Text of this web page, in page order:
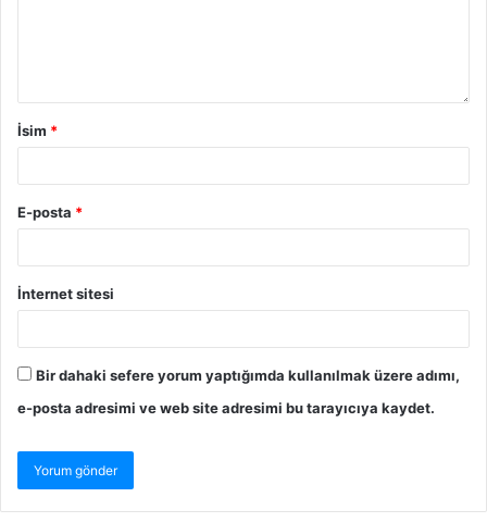
İsim *
E-posta *
İnternet sitesi
Bir dahaki sefere yorum yaptığımda kullanılmak üzere adımı,
e-posta adresimi ve web site adresimi bu tarayıcıya kaydet.